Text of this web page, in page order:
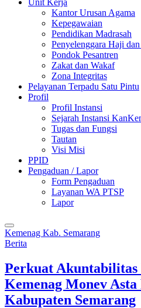
Kantor Urusan Agama
Kepegawaian
Pendidikan Madrasah
Penyelenggara Haji
Pondok Pesantren
Zakat dan Wakaf
Zona Integritas
Pelayanan Terpadu Satu Pintu
Profil
Profil Instansi
Sejarah Instansi
Tugas dan Fungsi
Tautan
Visi Misi
PPID
Pengaduan / Lapor
Form Pengaduan
Layanan WA PTSP
Lapor
Kemenag Kab. Semarang
Berita
Perkuat
Kemenag Monev
Kabupaten Semarang